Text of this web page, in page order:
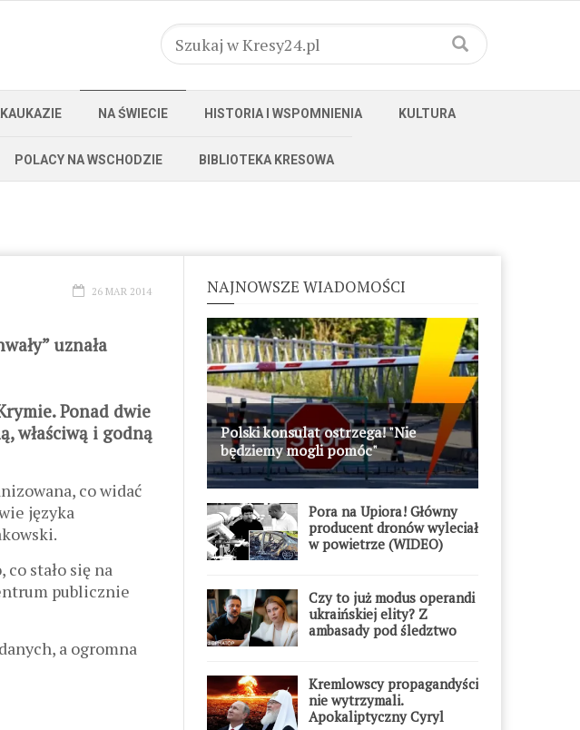
NA ŚWIECIE HISTORIA I WSPOMNIENIA KULTURA
POLACY NA WSCHODZIE BIBLIOTEKA KRESOWA
26 MAR 2014
uznała
Ponad dwie
właściwą i godną
co widać
języka
stało się na
publicznie
a ogromna
NAJNOWSZE WIADOMOŚCI
Polski konsulat ostrzega! "Nie
będziemy mogli pomóc"
Pora na Upiora! Główny
producent dronów wyleciał
w powietrze (WIDEO)
Czy to już modus operandi
ukraińskiej elity? Z
ambasady pod śledztwo
Kremlowscy propagandyści
nie wytrzymali.
Apokaliptyczny Cyryl